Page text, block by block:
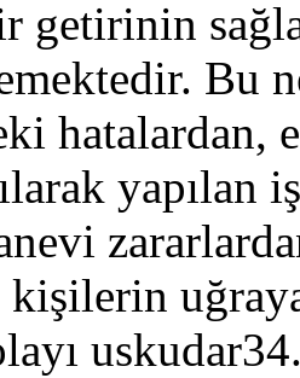
getirinin
Bu
hatalardan,
yapılan
kişilerin